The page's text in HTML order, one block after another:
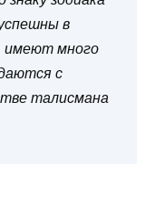
в
имеют много
с
талисмана